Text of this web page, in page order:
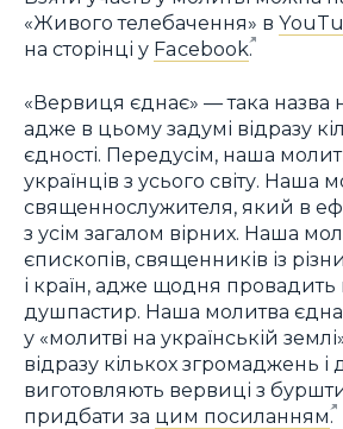
«Живого телебачення» в
на сторінці у Facebook.
«Вервиця єднає» — така назва
адже в цьому задумі відразу
єдності. Передусім, наша
українців з усього світу. Наша
священнослужителя, який в
з усім загалом вірних. Наша
єпископів, священників із
і країн, адже щодня
душпастир. Наша молитва
у «молитві на українській
відразу кількох згромаджень і
виготовляють вервиці з
придбати за цим посиланням.